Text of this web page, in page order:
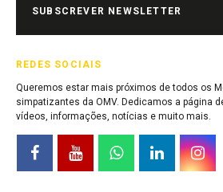
SUBSCREVER NEWSLETTER
REDES SOCIAIS
Queremos estar mais próximos de todos os
simpatizantes da OMV. Dedicamos a página
vídeos, informações, notícias e muito mais.